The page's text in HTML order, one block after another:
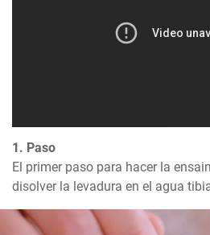
1. Paso
El primer paso para hacer la
disolver la levadura en el agua